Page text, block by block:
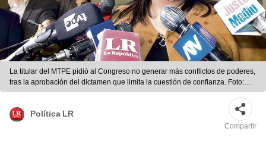
La titular del MTPE pidió al Congreso no generar más conflictos de poderes,
tras la aprobación del dictamen que limita la cuestión de confianza. Foto:
Karla Cruz / URPI-GLR
Política LR
Compartir